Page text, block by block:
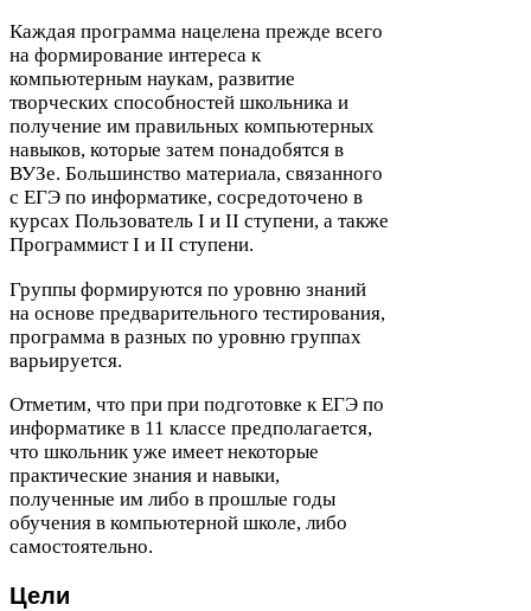
Каждая программа нацелена прежде всего
на формирование интереса к
компьютерным наукам, развитие
творческих способностей школьника и
получение им правильных компьютерных
навыков, которые затем понадобятся в
ВУЗе. Большинство материала, связанного
с ЕГЭ по информатике, сосредоточено в
курсах Пользователь I и II ступени, а также
Программист I и II ступени.
Группы формируются по уровню знаний
на основе предварительного тестирования,
программа в разных по уровню группах
варьируется.
Отметим, что при при подготовке кЕГЭ по
информатике в 11 классе предполагается,
что школьник уже имеет некоторые
практические знания и навыки,
полученные им либо в прошлые годы
обучения в компьютерной школе, либо
самостоятельно.
Цели